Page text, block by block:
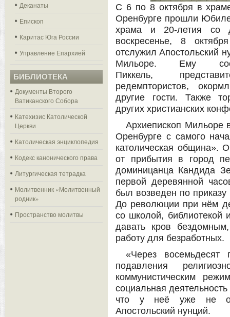
Деканаты
Епископ
Каритас Юга России
Управление Епархией
БИБЛИОТЕКА
Документы Второго
Ватиканского Собора
Катехизис Католической
Церкви
Католическая энциклопедия
Кодекс канонического права
Литургическая тетрадка
Молитвенник «Молитвенный
родник»
Пространство молитвы
С 6 по 8 октября в
Оренбурге прошли
храма и 20-летия со
воскресенье, 8
отслужил Апостольский
Мильоре. Ему
Пиккель,
редемптористов,
другие гости. Также
других христианских
Архиепископ Мильоре
Оренбурге с самого
католическая община».
от прибытия в город
доминицанца Кандида
первой деревянной
был возведен по
До революции при нём
со школой, библиотекой
давать кров
работу для безработных.
«Через восемьдесят
подавления
коммунистическим
социальная
что у неё уже не
Апостольский нунций.